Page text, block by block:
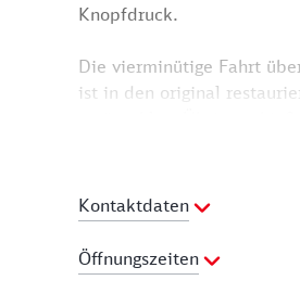
Knopfdruck.
Die vierminütige Fahrt
ist in den original
geräuschlos. Übrigens
allem für den Weg zum
Prominente begraben,
Für eine Fahrt gelten die
Kontaktdaten
Webseite:http://
Öffnungszeiten